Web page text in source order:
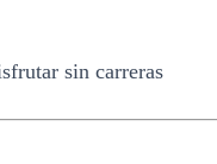
sin carreras